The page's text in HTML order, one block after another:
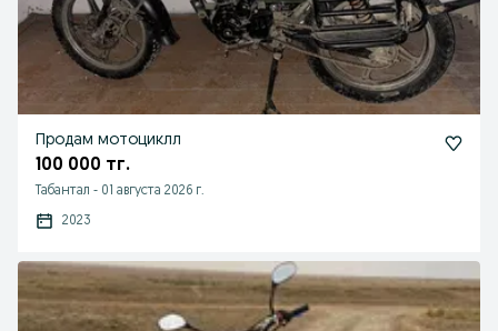
Продам мотоциклл
100 000 тг.
Табантал - 01 августа 2026 г.
2023